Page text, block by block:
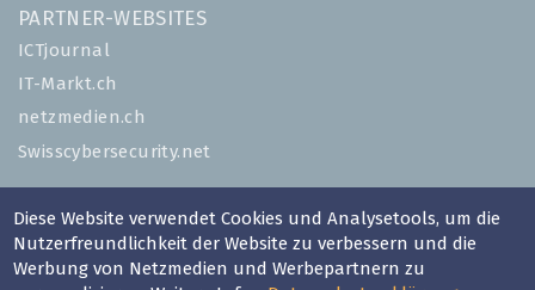
PARTNER-WEBSITES
ICTjournal
IT-Markt.ch
netzmedien.ch
Swisscybersecurity.net
© NETZMEDIEN AG 2026
Impressum
AGB
Diese Website verwendet Cookies und Analysetools, um die
Nutzerfreundlichkeit der Website zu verbessern und die
Werbung von Netzmedien und Werbepartnern zu